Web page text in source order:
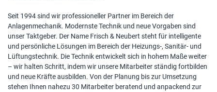
Seit 1994 sind wir professioneller Partner im Bereich der
Anlagenmechanik. Modernste Technik und neue Vorgaben sind
unser Taktgeber. Der Name Frisch & Neubert steht für intelligente
und persönliche Lösungen im Bereich der Heizungs-, Sanitär- und
Lüftungstechnik. Die Technik entwickelt sich in hohem Maße weiter
– wir halten Schritt, indem wir unsere Mitarbeiter ständig fortbilden
und neue Kräfte ausbilden. Von der Planung bis zur Umsetzung
stehen Ihnen nahezu 30 Mitarbeiter beratend und anpackend zur